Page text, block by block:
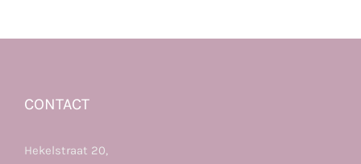
CONTACT
Hekelstraat 20,